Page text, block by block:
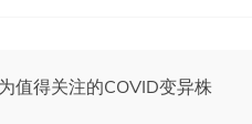
值得关注的COVID变异株